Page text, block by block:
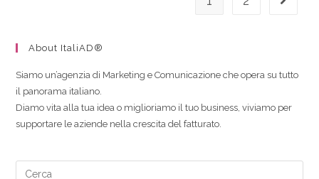
About ItaliAD®
Siamo un’agenzia di Marketing e Comunicazione che opera su tutto
il panorama italiano.
Diamo vita alla tua idea o miglioriamo il tuo business, viviamo per
supportare le aziende nella crescita del fatturato.